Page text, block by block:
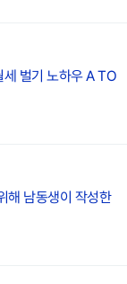
벌기 노하우 A TO
해 남동생이 작성한